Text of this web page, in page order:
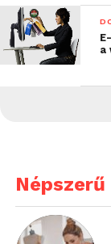
a
Népszerű